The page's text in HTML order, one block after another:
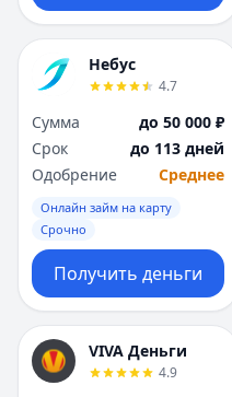
Небус
4.7
Сумма
до 50 000 ₽
Срок
до 113 дней
Одобрение
Среднее
Онлайн займ на карту
Срочно
Получить деньги
VIVA Деньги
4.9